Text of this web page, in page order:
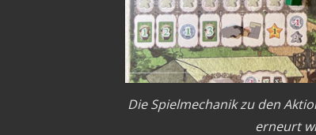
Die Spielmechanik zu den
erneurt